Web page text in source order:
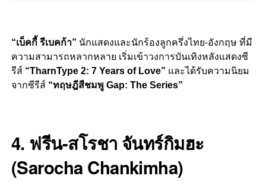
“เบ็คกี้ รีเบคก้า” นักแสดงและนักร้องลูกครึ่งไทย-อังกฤษ ที่มี
ความสามารถหลากหลาย เริ่มเข้าวงการบันเทิงหลังแสดงซี
รีส์ “TharnType 2: 7 Years of Love” และได้รับความนิยม
จากซีรีส์ “ทฤษฎีสีชมพู Gap: The Series”
4. ฟรีน-สโรชา จันทร์กิมฮะ
(Sarocha Chankimha)